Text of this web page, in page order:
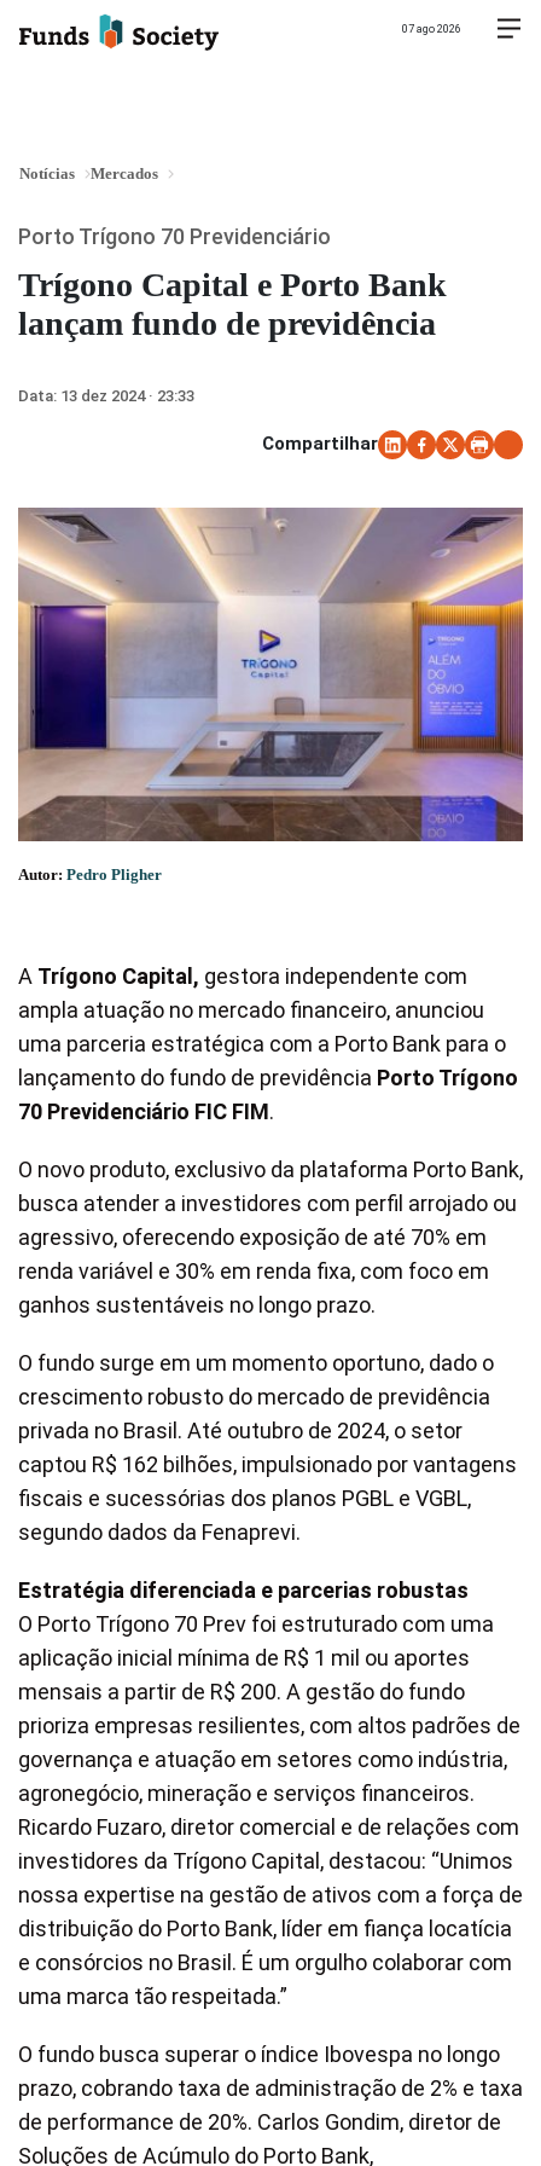
07 ago 2026
Notícias Mercados
Trígono Capital e Porto Bank
lançam fundo de previdência
Porto Trígono 70 Previdenciário
Data: 13 dez 2024 · 23:33
Compartilhar
Autor: Pedro Pligher
A Trígono Capital, gestora independente com
ampla atuação no mercado financeiro, anunciou
uma parceria estratégica com a Porto Bank para o
lançamento do fundo de previdência Porto Trígono
70 Previdenciário FIC FIM.
O novo produto, exclusivo da plataforma Porto Bank,
busca atender a investidores com perfil arrojado ou
agressivo, oferecendo exposição de até 70% em
renda variável e 30% em renda fixa, com foco em
ganhos sustentáveis no longo prazo.
O fundo surge em um momento oportuno, dado o
crescimento robusto do mercado de previdência
privada no Brasil. Até outubro de 2024, o setor
captou R$ 162 bilhões, impulsionado por vantagens
fiscais e sucessórias dos planos PGBL e VGBL,
segundo dados da Fenaprevi.
Estratégia diferenciada e parcerias robustas
O Porto Trígono 70 Prev foi estruturado com uma
aplicação inicial mínima de R$ 1 mil ou aportes
mensais a partir de R$ 200. A gestão do fundo
prioriza empresas resilientes, com altos padrões de
governança e atuação em setores como indústria,
agronegócio, mineração e serviços financeiros.
Ricardo Fuzaro, diretor comercial e de relações com
investidores da Trígono Capital, destacou: “Unimos
nossa expertise na gestão de ativos com a força de
distribuição do Porto Bank, líder em fiança locatícia
e consórcios no Brasil. É um orgulho colaborar com
uma marca tão respeitada.”
O fundo busca superar o índice Ibovespa no longo
prazo, cobrando taxa de administração de 2% e taxa
de performance de 20%. Carlos Gondim, diretor de
Soluções de Acúmulo do Porto Bank,